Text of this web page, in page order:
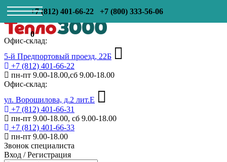
+7 (812) 401-66-22 +7 (800) 333-56-06
0
Офис-склад:
5-й Предпортовый проезд, 22Б
+7 (812) 401-66-22
пн-пт 9.00-18.00,сб 9.00-18.00
Офис-склад:
ул. Ворошилова, д.2 лит.Е
+7 (812) 401-66-31
пн-пт 9.00-18.00, сб 9.00-18.00
+7 (812) 401-66-33
пн-пт 9.00-18.00
Звонок специалиста
Вход /Регистрация